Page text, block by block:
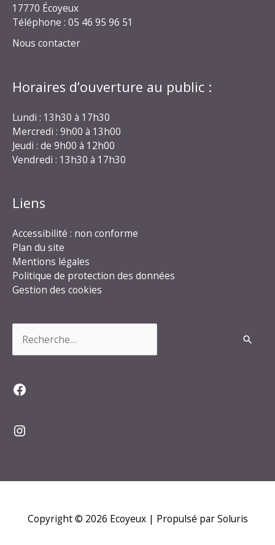
17770 Écoyeux
Téléphone : 05 46 95 96 51
Nous contacter
Horaires d’ouverture au public :
Lundi : 13h30 à 17h30
Mercredi : 9h00 à 13h00
Jeudi : de 9h00 à 12h00
Vendredi : 13h30 à 17h30
Liens
Accessibilité : non conforme
Plan du site
Mentions légales
Politique de protection des données
Gestion des cookies
Facebook
Instagram
Copyright © 2026 Ecoyeux| Propulsé par Soluris